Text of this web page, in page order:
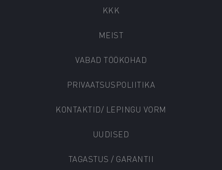
KKK
MEIST
VABAD TÖÖKOHAD
PRIVAATSUSPOLIITIKA
KONTAKTID/ LEPINGU VORM
UUDISED
TAGASTUS / GARANTII